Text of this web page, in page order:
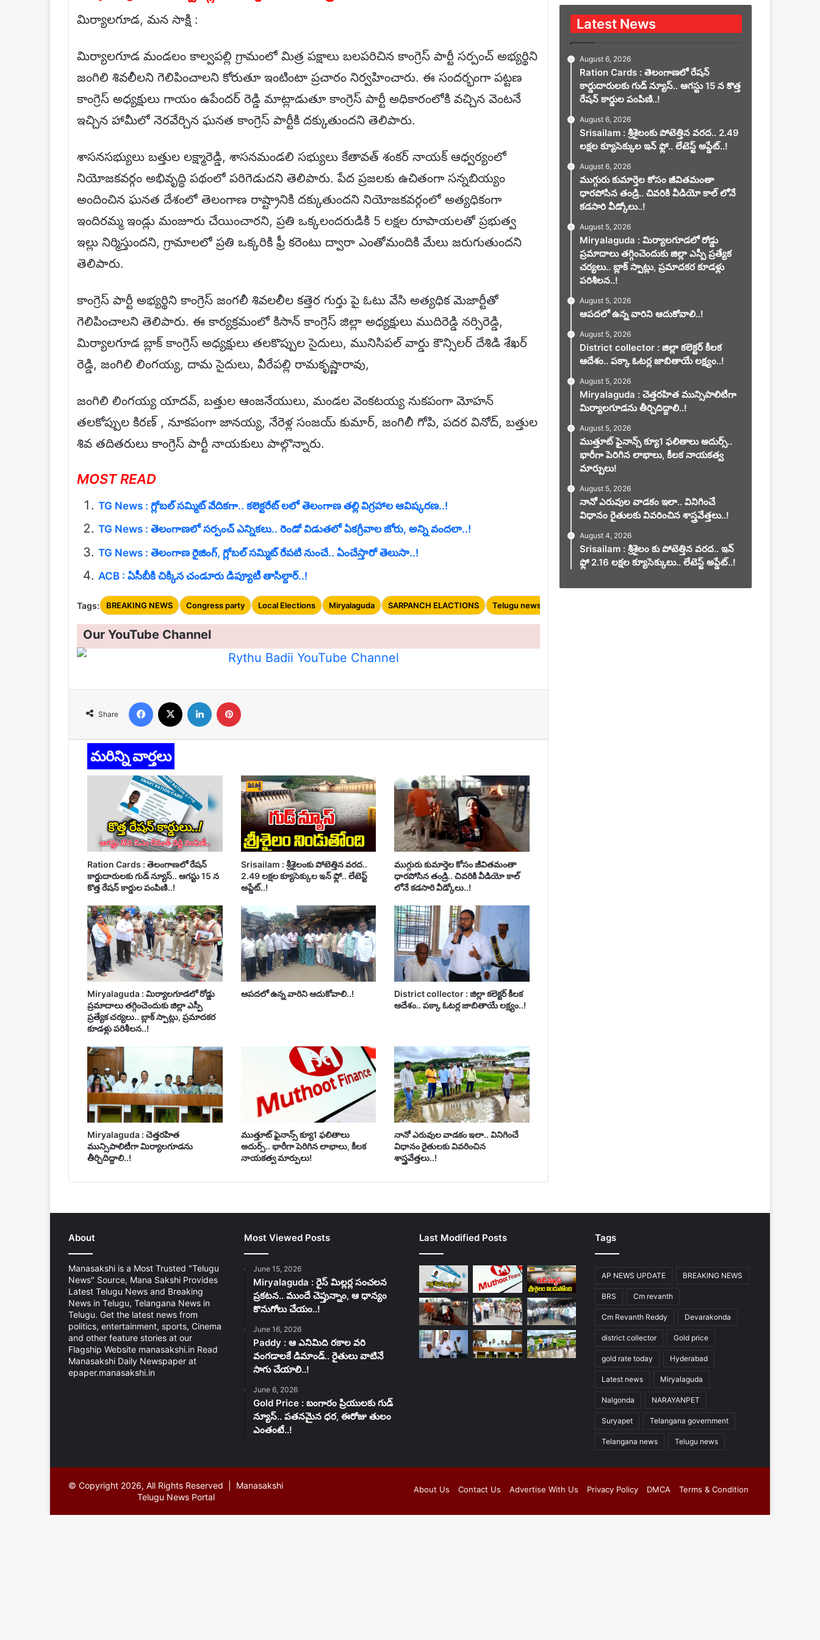
మిర్యాలగూడ, మన సాక్షి :
మిర్యాలగూడ మండలం కాల్వపల్లి గ్రామంలో మిత్ర పక్షాలు బలపరిచిన కాంగ్రెస్ పార్టీ సర్పంచ్ అభ్యర్థిని
జంగిలి శివలీలని గెలిపించాలని కోరుతూ ఇంటింటా ప్రచారం నిర్వహించారు. ఈ సందర్భంగా పట్టణ
కాంగ్రెస్ అధ్యక్షులు గాయం ఉపేందర్ రెడ్డి మాట్లాడుతూ కాంగ్రెస్ పార్టీ అధికారంలోకి వచ్చిన వెంటనే
ఇచ్చిన హామీలో నెరవేర్చిన ఘనత కాంగ్రెస్ పార్టీకి దక్కుతుందని తెలిపారు.
శాసనసభ్యులు బత్తుల లక్ష్మారెడ్డి, శాసనమండలి సభ్యులు కేతావత్ శంకర్ నాయక్ ఆధ్వర్యంలో
నియోజకవర్గం అభివృద్ధి పథంలో పరిగెడుదని తెలిపారు. పేద ప్రజలకు ఉచితంగా సన్నబియ్యం
అందించిన ఘనత దేశంలో తెలంగాణ రాష్ట్రానికి దక్కుతుందని నియోజకవర్గంలో అత్యధికంగా
ఇందిరమ్మ ఇండ్లు మంజూరు చేయించారని, ప్రతి ఒక్కలందరుడికి 5 లక్షల రూపాయలతో ప్రభుత్వ
ఇల్లు నిర్మిస్తుందని, గ్రామాలలో ప్రతి ఒక్కరికి ఫ్రీ కరెంటు ద్వారా ఎంతోమందికి మేలు జరుగుతుందని
తెలిపారు.
కాంగ్రెస్ పార్టీ అభ్యర్థిని కాంగ్రెస్ జంగలీ శివలలీల కత్తెర గుర్తు పై ఓటు వేసి అత్యధిక మెజార్టీతో
గెలిపించాలని తెలిపారు. ఈ కార్యక్రమంలో కిసాన్ కాంగ్రెస్ జిల్లా అధ్యక్షులు ముదిరెడ్డి నర్సిరెడ్డి,
మిర్యాలగూడ బ్లాక్ కాంగ్రెస్ అధ్యక్షులు తలకొప్పుల సైదులు, మునిసిపల్ వార్డు కౌన్సిలర్ దేశిడి శేఖర్
రెడ్డి, జంగిలి లింగయ్య, దామ సైదులు, వీరేపల్లి రామకృష్ణారావు,
జంగిలి లింగయ్య యాదవ్, బత్తుల ఆంజనేయులు, మండల వెంకటయ్య నుకపంగా మోహన్
తలకోప్పుల కిరణ్ , నూకపంగా జానయ్య, నేరెళ్ల సంజయ్ కుమార్, జంగిలీ గోపి, పదర వినోద్, బత్తుల
శివ తదితరులు కాంగ్రెస్ పార్టీ నాయకులు పాల్గొన్నారు.
MOST READ
TG News : గ్లోబల్ సమ్మిట్ వేదికగా.. కలెక్టరేట్ లలో తెలంగాణ తల్లి విగ్రహాల ఆవిష్కరణ..!
TG News : తెలంగాణలో సర్పంచ్ ఎన్నికలు.. రెండో విడుతలో ఏకగ్రీవాల జోరు, అన్ని వందలా..!
TG News : తెలంగాణ రైజింగ్, గ్లోబల్ సమ్మిట్ రేపటి నుంచే.. ఏంచేస్తారో తెలుసా..!
ACB : ఏసీబీకి చిక్కిన చండూరు డిప్యూటీ తాసిల్దార్..!
Tags: BREAKING NEWS Congress party Local Elections Miryalaguda SARPANCH ELACTIONS Telugu news
Our YouTube Channel
Share
Facebook LinkedIn
మరిన్ని వార్తలు
Ration Cards : తెలంగాణలో రేషన్
కార్డుదారులకు గుడ్ న్యూస్.. ఆగస్టు 15 న
కొత్త రేషన్ కార్డుల పంపిణి..!
Srisailam : శ్రీశైలంకు పోటెత్తిన వరద..
2.49 లక్షల క్యూసెక్కుల ఇన్ ఫ్లో.. లేటెస్ట్
అప్డేట్..!
ముగ్గురు కుమార్తెల కోసం జీవితమంతా
ధారపోసిన తండ్రి.. చివరికి వీడియో కాల్
లోనే కడసారి వీడ్కోలు..!
Miryalaguda : మిర్యాలగూడలో రోడ్డు
ప్రమాదాలు తగ్గించెందుకు జిల్లా ఎస్పీ
ప్రత్యేక చర్యలు.. బ్లాక్ స్పాట్లు, ప్రమాదకర
కూడళ్లు పరిశీలన..!
ఆపదలో ఉన్న వారిని ఆదుకోవాలి..!
District collector : జిల్లా కలెక్టర్ కీలక
ఆదేశం.. పక్కా ఓటర్ల జాబితాయే లక్ష్యం..!
Miryalaguda : చెత్తరహిత
మున్సిపాలిటీగా మిర్యాలగూడను
తీర్చిదిద్దాలి..!
ముత్తూట్ ఫైనాన్స్ క్యూ1 ఫలితాలు
అదుర్స్.. భారీగా పెరిగిన లాభాలు, కీలక
నాయకత్వ మార్పులు!
నానో ఎరువుల వాడకం ఇలా.. వినిగించే
విధానం రైతులకు వివరించిన
శాస్త్రవేత్తలు..!
Latest News
August 6, 2026
Ration Cards : తెలంగాణలో రేషన్
కార్డుదారులకు గుడ్ న్యూస్.. ఆగస్టు 15 న కొత్త
రేషన్ కార్డుల పంపిణి..!
August 6, 2026
Srisailam : శ్రీశైలంకు పోటెత్తిన వరద.. 2.49
లక్షల క్యూసెక్కుల ఇన్ ఫ్లో.. లేటెస్ట్ అప్డేట్..!
August 6, 2026
ముగ్గురు కుమార్తెల కోసం జీవితమంతా
ధారపోసిన తండ్రి.. చివరికి వీడియో కాల్ లోనే
కడసారి వీడ్కోలు..!
August 5, 2026
Miryalaguda : మిర్యాలగూడలో రోడ్డు
ప్రమాదాలు తగ్గించెందుకు జిల్లా ఎస్పీ ప్రత్యేక
చర్యలు.. బ్లాక్ స్పాట్లు, ప్రమాదకర కూడళ్లు
పరిశీలన..!
August 5, 2026
ఆపదలో ఉన్న వారిని ఆదుకోవాలి..!
August 5, 2026
District collector : జిల్లా కలెక్టర్ కీలక
ఆదేశం.. పక్కా ఓటర్ల జాబితాయే లక్ష్యం..!
August 5, 2026
Miryalaguda : చెత్తరహిత మున్సిపాలిటీగా
మిర్యాలగూడను తీర్చిదిద్దాలి..!
August 5, 2026
ముత్తూట్ ఫైనాన్స్ క్యూ1 ఫలితాలు అదుర్స్..
భారీగా పెరిగిన లాభాలు, కీలక నాయకత్వ
మార్పులు!
August 5, 2026
నానో ఎరువుల వాడకం ఇలా.. వినిగించే
విధానం రైతులకు వివరించిన శాస్త్రవేత్తలు..!
August 4, 2026
Srisailam : శ్రీశైలం కు పోటెత్తిన వరద.. ఇన్
ఫ్లో 2.16 లక్షల క్యూసెక్కులు.. లేటెస్ట్ అప్డేట్..!
About
Manasakshi is a Most Trusted "Telugu
News" Source, Mana Sakshi Provides
Latest Telugu News and Breaking
News in Telugu, Telangana News in
Telugu. Get the latest news from
politics, entertainment, sports, Cinema
and other feature stories at our
Flagship Website manasakshi.in Read
Manasakshi Daily Newspaper at
epaper.manasakshi.in
Most Viewed Posts
June 15, 2026
Miryalaguda : రైస్ మిల్లర్ల సంచలన
ప్రకటన.. ముందే చెప్తున్నాం, ఆ ధాన్యం
కొనుగోలు చేయం..!
June 16, 2026
Paddy : ఆ ఎనిమిది రకాల వరి
వంగడాలకే డిమాండ్.. రైతులు వాటినే
సాగు చేయాలి..!
June 6, 2026
Gold Price : బంగారం ప్రియులకు గుడ్
న్యూస్.. పతనమైన ధర, ఈరోజు తులం
ఎంతంటే..!
Last Modified Posts Tags
AP NEWS UPDATE BREAKING NEWS
BRS Cm revanth
Cm Revanth Reddy Devarakonda
district collector Gold price
gold rate today Hyderabad
Latest news Miryalaguda
Nalgonda NARAYANPET
Suryapet Telangana government
Telangana news Telugu news
© Copyright 2026, All Rights Reserved | Manasakshi
Telugu News Portal
About Us Contact Us Advertise With Us Privacy Policy DMCA Terms & Condition